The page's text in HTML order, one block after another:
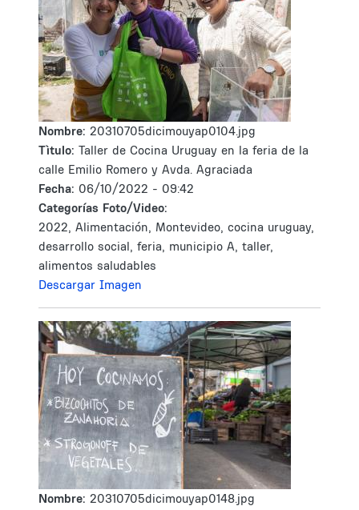
Nombre: 20310705dicimouyap0104.jpg
Tìtulo: Taller de Cocina Uruguay en la feria de la
calle Emilio Romero y Avda. Agraciada
Fecha: 06/10/2022 - 09:42
Categorías Foto/Video:
2022, Alimentación, Montevideo, cocina uruguay,
desarrollo social, feria, municipio A, taller,
alimentos saludables
Descargar Imagen
Nombre: 20310705dicimouyap0148.jpg